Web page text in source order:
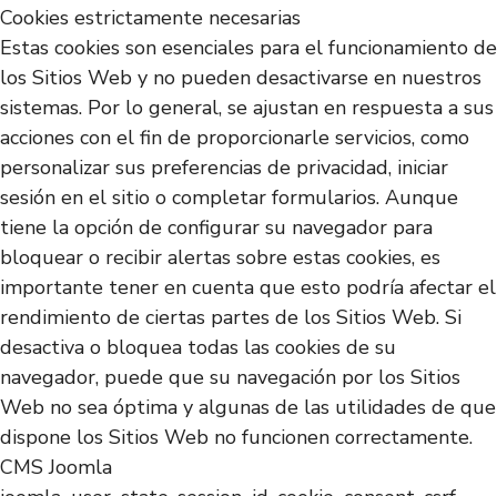
Cookies estrictamente necesarias
Estas cookies son esenciales para el funcionamiento de
los Sitios Web y no pueden desactivarse en nuestros
sistemas. Por lo general, se ajustan en respuesta a sus
acciones con el fin de proporcionarle servicios, como
personalizar sus preferencias de privacidad, iniciar
sesión en el sitio o completar formularios. Aunque
tiene la opción de configurar su navegador para
bloquear o recibir alertas sobre estas cookies, es
importante tener en cuenta que esto podría afectar el
rendimiento de ciertas partes de los Sitios Web. Si
desactiva o bloquea todas las cookies de su
navegador, puede que su navegación por los Sitios
Web no sea óptima y algunas de las utilidades de que
dispone los Sitios Web no funcionen correctamente.
CMS Joomla